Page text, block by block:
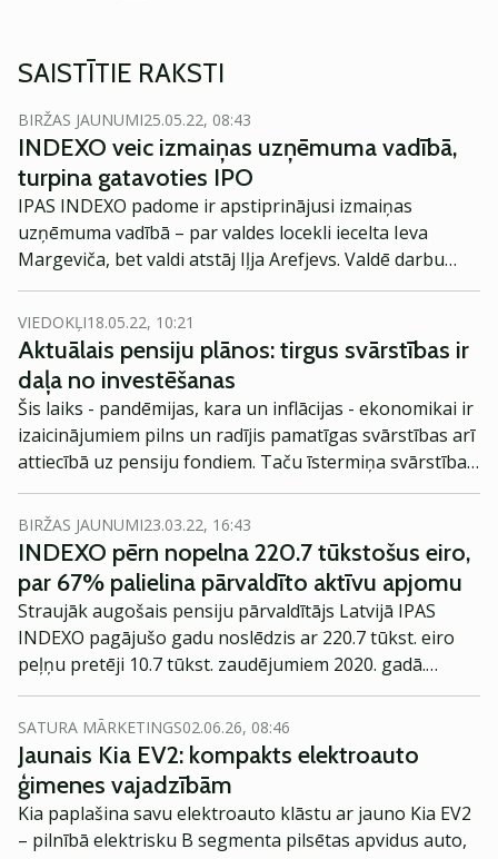
SAISTĪTIE RAKSTI
BIRŽAS JAUNUMI25.05.22, 08:43
INDEXO veic izmaiņas uzņēmuma vadībā,
turpina gatavoties IPO
IPAS INDEXO padome ir apstiprinājusi izmaiņas
uzņēmuma vadībā – par valdes locekli iecelta Ieva
Margeviča, bet valdi atstāj Iļja Arefjevs. Valdē darbu
turpinās valdes priekšsēdētājs Valdis Siksnis un
Henriks Karmo. Izmaiņas vadības komandā palīdzēs
īstenot uzņēmuma stratēģiskos plānus, veikt akciju
sākotnējo piedāvājumu (IPO) un veidot klientiem
draudzīgāko banku Latvijā. Par INDEXO meitas
uzņēmuma Indexo Atklātais Pensiju Fonds valdes
locekli iecelts Atis Rektiņš.
VIEDOKĻI18.05.22, 10:21
Aktuālais pensiju plānos: tirgus svārstības ir
daļa no investēšanas
Šis laiks - pandēmijas, kara un inflācijas - ekonomikai ir
izaicinājumiem pilns un radījis pamatīgas svārstības arī
attiecībā uz pensiju fondiem. Taču īstermiņa svārstības
ir bijušas visos laikos, pat neatkarīgi no dažādiem
notikumiem pasaulē. Tāpēc svarīgāk ir sekot līdzi
ekonomikas un pensiju fondu attīstībai ilgākā laika
periodā, norāda pensiju pārvaldnieka Indexo valdes
priekšsēdētājs Valdis Siksnis.
BIRŽAS JAUNUMI23.03.22, 16:43
INDEXO pērn nopelna 220.7 tūkstošus eiro,
par 67% palielina pārvaldīto aktīvu apjomu
Straujāk augošais pensiju pārvaldītājs Latvijā IPAS
INDEXO pagājušo gadu noslēdzis ar 220.7 tūkst. eiro
peļņu pretēji 10.7 tūkst. zaudējumiem 2020. gadā.
INDEXO pensiju plānu dalībnieku skaits 2021. gadā
pieauga par 33%, sasniedzot 64.8 tūkst. Uzņēmuma
pārvaldīto aktīvu vērtība pērnā beigās sasniedza 468
milj. eiro, pieaugot par 190 milj., kas ir 67% izaugsme
gada laikā.
SATURA MĀRKETINGS02.06.26, 08:46
Jaunais Kia EV2: kompakts elektroauto
ģimenes vajadzībām
Kia paplašina savu elektroauto klāstu ar jauno Kia EV2
– pilnībā elektrisku B segmenta pilsētas apvidus auto,